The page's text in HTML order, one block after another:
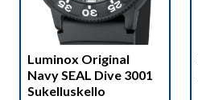
Luminox Original
Navy SEAL Dive 3001
Sukelluskello